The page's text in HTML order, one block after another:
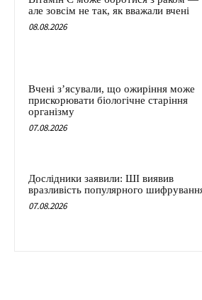
але зовсім не так, як вважали вчені
08.08.2026
Вчені з’ясували, що ожиріння може
прискорювати біологічне старіння
організму
07.08.2026
Дослідники заявили: ШІ виявив
вразливість популярного
07.08.2026